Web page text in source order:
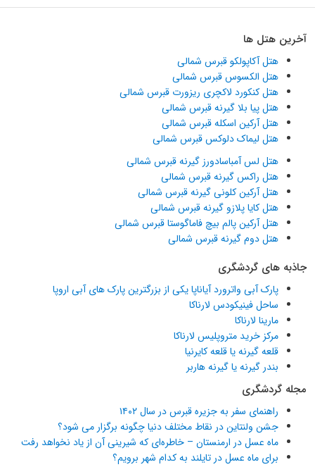
آخرین هتل ها
هتل آکاپولکو قبرس شمالی
هتل الکسوس قبرس شمالی
هتل کنکورد لاکچری ریزورت قبرس شمالی
هتل پیا بلا گیرنه قبرس شمالی
هتل آرکین اسکله قبرس شمالی
هتل لیماک دلوکس قبرس شمالی
هتل لس آمباسادورز گیرنه قبرس شمالی
هتل راکس گیرنه قبرس شمالی
هتل آرکین کلونی گیرنه قبرس شمالی
هتل کایا پلازو گیرنه قبرس شمالی
هتل آرکین پالم بیچ فاماگوستا قبرس شمالی
هتل دوم گیرنه قبرس شمالی
جاذبه های گردشگری
پارک آبی واترورد آیاناپا یکی از بزرگترین پارک های آبی اروپا
ساحل فینیکودس لارناکا
مارینا لارناکا
مرکز خرید متروپلیس لارناکا
قلعه گیرنه یا قلعه کایرنیا
بندر گیرنه یا گیرنه هاربر
مجله گردشگری
راهنمای سفر به جزیره قبرس در سال ۱۴۰۲
جشن ولنتاین در نقاط مختلف دنیا چگونه برگزار می شود؟
ماه عسل در ارمنستان – خاطره‌ای که شیرینی آن از یاد نخواهد رفت
برای ماه عسل در تایلند به کدام شهر برویم؟